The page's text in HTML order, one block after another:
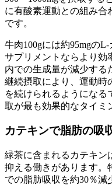
に有酸素運動との組み合
です。
牛肉100gには約95mgの
サプリメントならより効
内での生成量が減少する
継続摂取により、運動時
を続けられるようになる
取が最も効果的なタイミ
カテキンで脂肪の吸
緑茶に含まれるカテキン
抑える働き があります。
での脂肪吸収を約30％減